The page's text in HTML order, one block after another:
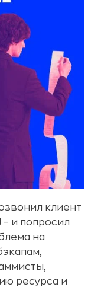
клиент
– и попросил
на
ресурса и